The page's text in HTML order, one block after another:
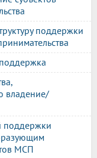
поддержки
владение/
поддержки
МСП